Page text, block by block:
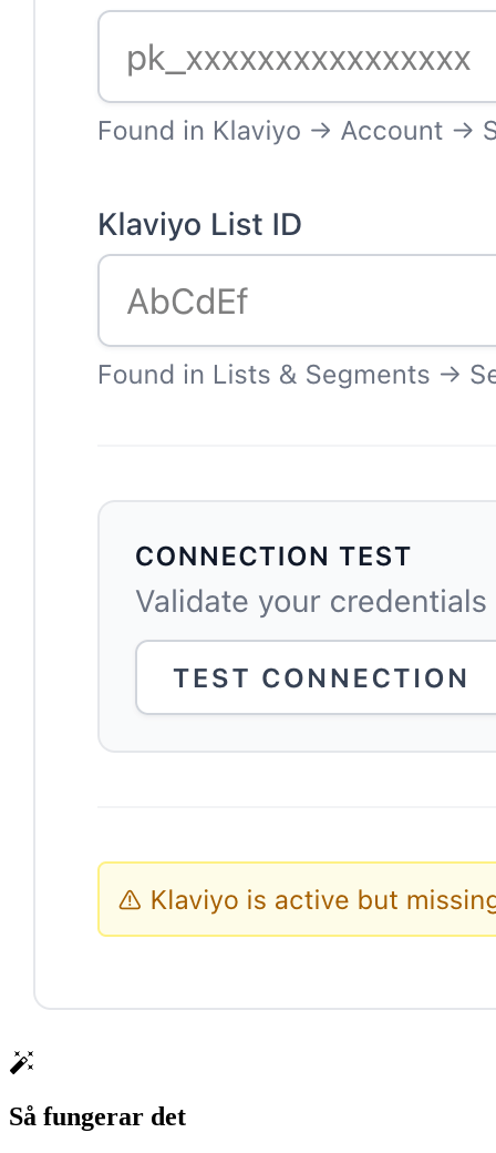
Så fungerar det